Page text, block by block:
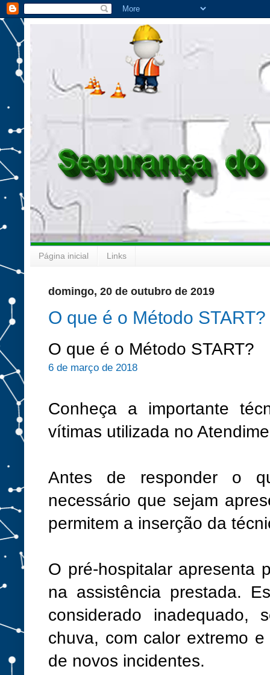
Página inicial Links
domingo, 20 de outubro de 2019
O que é o Método START?
O que é o Método START?
6 de março de 2018
Conheça a importante
vítimas utilizada no
Antes de responder o
necessário que sejam
permitem a inserção da
O pré-hospitalar apresenta
na assistência prestada.
considerado inadequado,
chuva, com calor extremo
de novos incidentes.